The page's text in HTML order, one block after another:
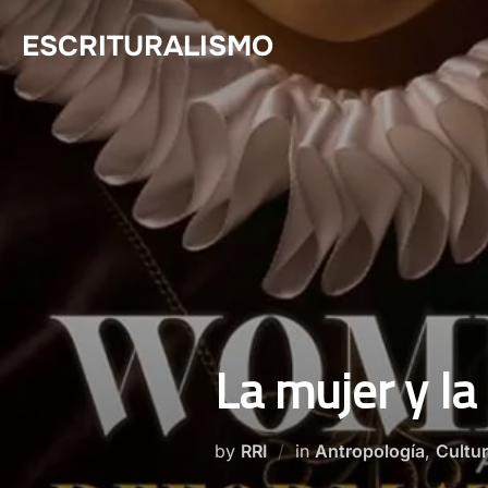
content
ESCRITURALISMO
La mujer y
by RRI inAntropología,